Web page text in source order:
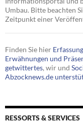
Umbau. Bitte beachten
Zeitpunkt einer
Finden Sie hier
Erwähnungen und
getwittertes, wir und
Abzocknews.de
RESSORTS & SERVICES